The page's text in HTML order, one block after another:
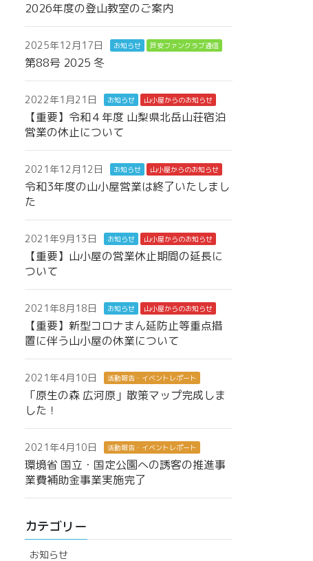
2026年度の登山教室のご案内
2025年12月17日 お知らせ 芦安ファンクラブ通信
第88号 2025 冬
2022年1月21日 お知らせ 山小屋からのお知らせ
【重要】令和４年度 山梨県北岳山荘宿泊
営業の休止について
2021年12月12日 お知らせ 山小屋からのお知らせ
令和3年度の山小屋営業は終了いたしまし
た
2021年9月13日 お知らせ 山小屋からのお知らせ
【重要】山小屋の営業休止期間の延長に
ついて
2021年8月18日 お知らせ 山小屋からのお知らせ
【重要】新型コロナまん延防止等重点措
置に伴う山小屋の休業について
2021年4月10日 活動報告・イベントレポート
「原生の森 広河原」散策マップ完成しま
した！
2021年4月10日 活動報告・イベントレポート
環境省 国立・国定公園への誘客の推進事
業費補助金事業実施完了
カテゴリー
お知らせ